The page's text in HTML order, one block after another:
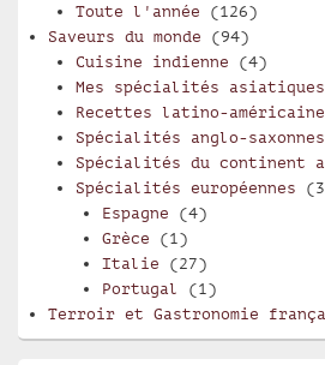
Toute l'année (126)
Saveurs du monde (94)
Cuisine indienne (4)
Mes spécialités asiatiques
Recettes latino-
Spécialités anglo-saxonnes
Spécialités du continent
Spécialités européennes
Espagne (4)
Grèce (1)
Italie (27)
Portugal
(1)
Terroir et Gastronomie